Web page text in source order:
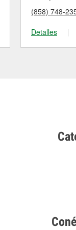
(858) 748-
Detalles
|